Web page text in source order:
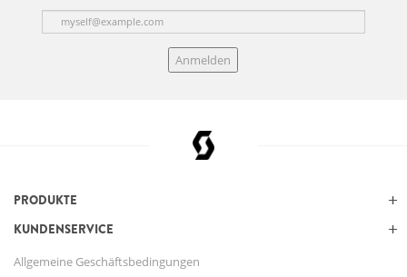
Anmelden
PRODUKTE
KUNDENSERVICE
Allgemeine Geschäftsbedingungen